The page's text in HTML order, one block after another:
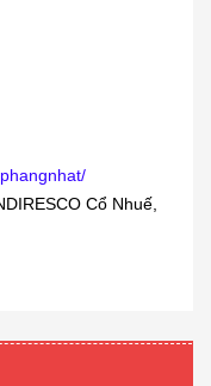
Cổ Nhuế,
lót lông cừu Uniqlo
mũi Muhi 120ml